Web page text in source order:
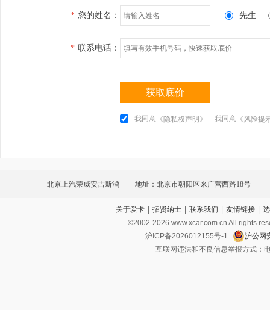
* 您的姓名： 先生
* 联系电话：
获取底价
我同意 《隐私权声明》 我同意 《风险提
北京上汽荣威安吉斯鸿 地址：北京市朝阳区来广营西路18号
关于爱卡 | 招贤纳士 | 联系我们 | 友情链接 |
©2002-2026 www.xcar.com.cn All rights
沪ICP备2026012155号-1
沪公网
互联网违法和不良信息举报方式：